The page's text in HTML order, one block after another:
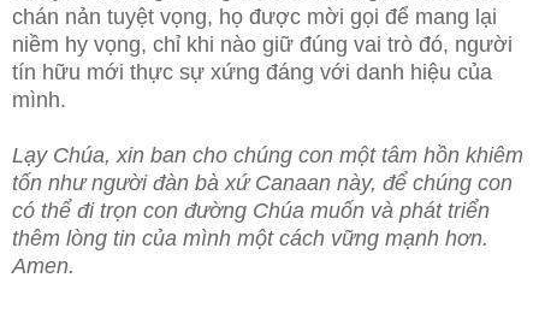
chán nản tuyệt vọng, họ được mời gọi để mang lại
niềm hy vọng, chỉ khi nào giữ đúng vai trò đó, người
tín hữu mới thực sự xứng đáng với danh hiệu của
mình.
Lạy Chúa, xin ban cho chúng con một tâm hồn khiêm
tốn như người đàn bà xứ Canaan này, để chúng con
có thể đi trọn con đường Chúa muốn và phát triển
thêm lòng tin của mình một cách vững mạnh hơn.
Amen.